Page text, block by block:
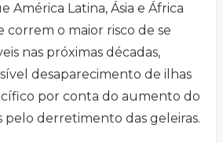
América Latina, Ásia e África
correm o maior risco de se
nas próximas décadas,
desaparecimento de ilhas
por conta do aumento do
pelo derretimento das geleiras.